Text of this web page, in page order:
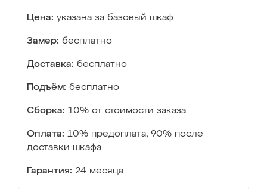
Цена: указана за базовый шкаф
Замер: бесплатно
Доставка: бесплатно
Подъём: бесплатно
Сборка: 10% от стоимости заказа
Оплата: 10% предоплата, 90% после
доставки шкафа
Гарантия: 24 месяца